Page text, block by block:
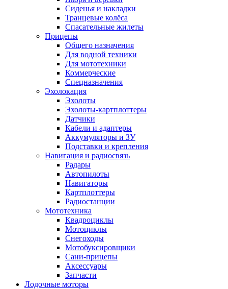
Сиденья и накладки
Транцевые колёса
Спасательные жилеты
Прицепы
Общего назначения
Для водной техники
Для мототехники
Коммерческие
Спецназначения
Эхолокация
Эхолоты
Эхолоты-картплоттеры
Датчики
Кабели и адаптеры
Аккумуляторы и ЗУ
Подставки и крепления
Навигация и радиосвязь
Радары
Автопилоты
Навигаторы
Картплоттеры
Радиостанции
Мототехника
Квадроциклы
Мотоциклы
Снегоходы
Мотобуксировщики
Сани-прицепы
Аксессуары
Запчасти
Лодочные моторы